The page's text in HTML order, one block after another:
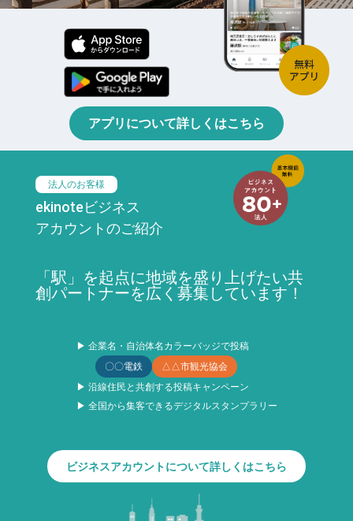
アプリについて詳しくはこちら
法人のお客様
ekinoteビジネス
アカウントのご紹介
「駅」を起点に地域を盛り上げたい共
創パートナーを広く募集しています！
▶ 企業名・自治体名カラーバッジで投稿
〇〇電鉄
△△市観光協会
▶ 沿線住民と共創する投稿キャンペーン
▶ 全国から集客できるデジタルスタンプラリー
ビジネスアカウントについて詳しくはこちら